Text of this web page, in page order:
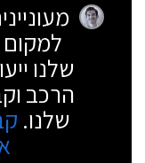
למקום
שלנו
הרכב
שלנו.